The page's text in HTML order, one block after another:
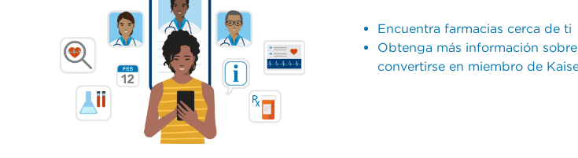
Encuentra farmacias cerca de ti
Obtenga más información
convertirse en miembro de